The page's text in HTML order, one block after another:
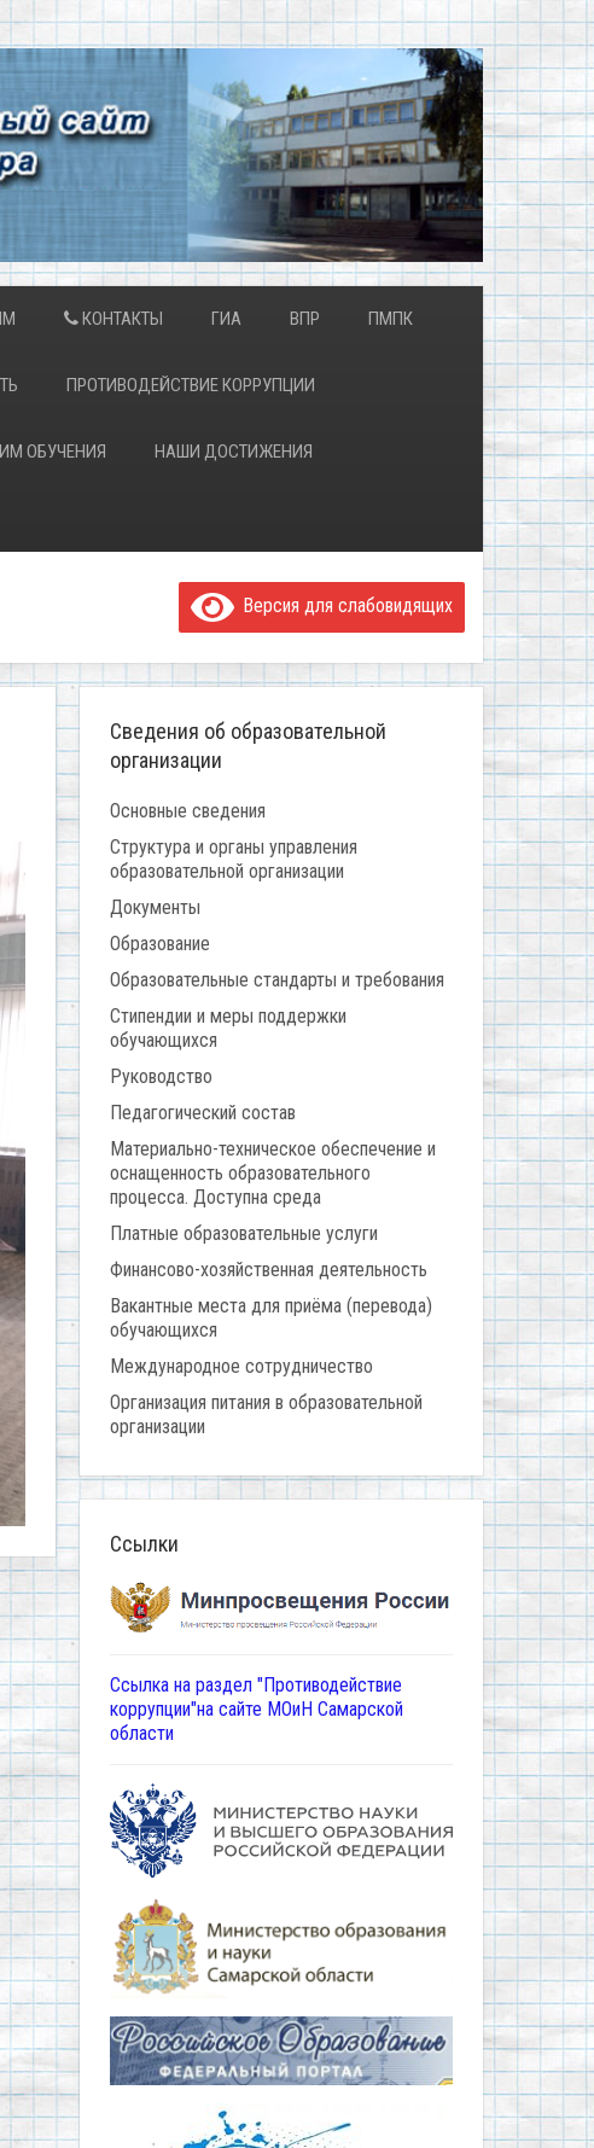
КОНТАКТЫ ГИА ВПР ПМПК
ПРОТИВОДЕЙСТВИЕ КОРРУПЦИИ
ОБУЧЕНИЯ НАШИ ДОСТИЖЕНИЯ
Версия для слабовидящих
Сведения об образовательной
организации
Основные сведения
Структура и органы управления
образовательной организации
Документы
Образование
Образовательные стандарты и требования
Стипендии и меры поддержки
обучающихся
Руководство
Педагогический состав
Материально-техническое обеспечение и
оснащенность образовательного
процесса. Доступна среда
Платные образовательные услуги
Финансово-хозяйственная деятельность
Вакантные места для приёма (перевода)
обучающихся
Международное сотрудничество
Организация питания в образовательной
организации
Ссылки
Ссылка на раздел "Противодействие
коррупции"на сайте МОиН Самарской
области